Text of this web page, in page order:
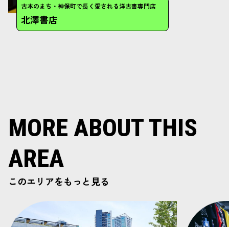
MORE ABOUT THIS
AREA
このエリアをもっと見る